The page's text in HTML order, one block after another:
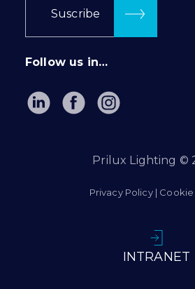
Suscribe
Follow us in…
Prilux Lighting ©
Privacy Policy|
INTRANET